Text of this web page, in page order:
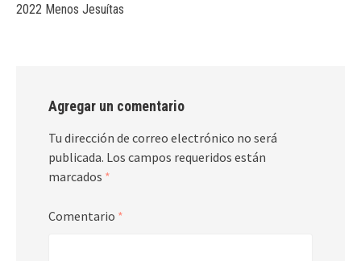
2022 Menos Jesuítas
Agregar un comentario
Tu dirección de correo electrónico no será
publicada. Los campos requeridos están
marcados *
Comentario *